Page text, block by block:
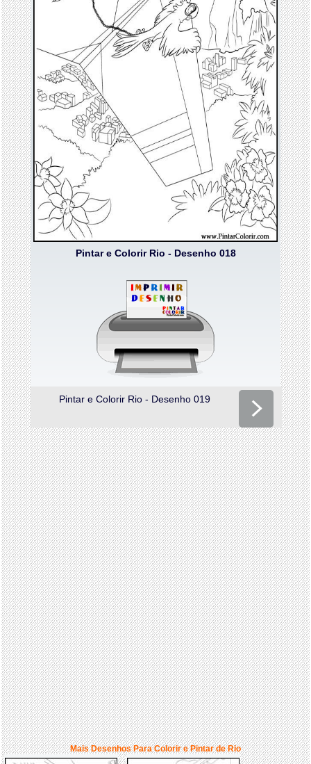
Pintar e Colorir Rio - Desenho 018
Pintar e Colorir Rio - Desenho 019
Mais Desenhos Para Colorir e Pintar de Rio